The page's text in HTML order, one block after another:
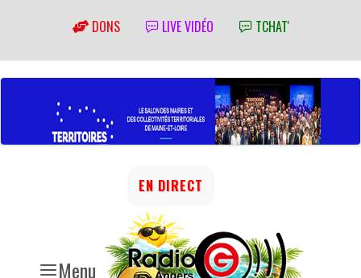
DONS LIVE VIDÉO TCHAT'
Menu
EN DIRECT